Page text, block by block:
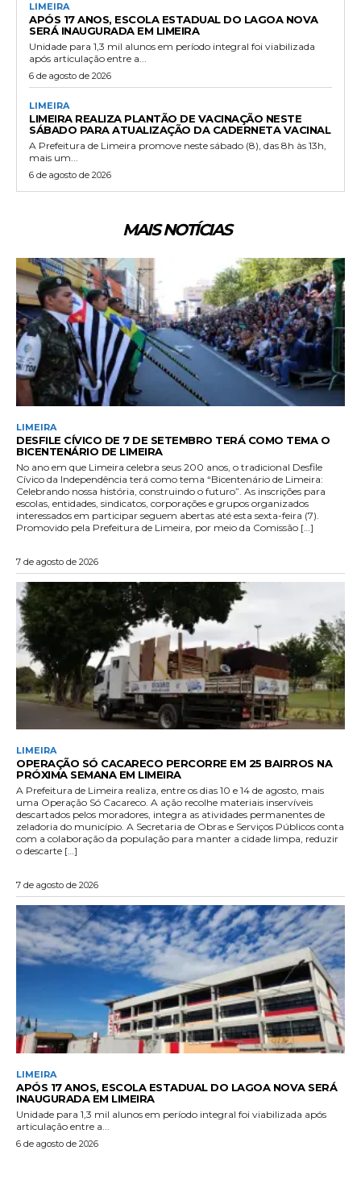
LIMEIRA
APÓS 17 ANOS, ESCOLA ESTADUAL DO LAGOA NOVA
SERÁ INAUGURADA EM LIMEIRA
Unidade para 1,3 mil alunos em período integral foi viabilizada
após articulação entre a...
6 de agosto de 2026
LIMEIRA
LIMEIRA REALIZA PLANTÃO DE VACINAÇÃO NESTE
SÁBADO PARA ATUALIZAÇÃO DA CADERNETA VACINAL
A Prefeitura de Limeira promove neste sábado (8), das 8h às 13h,
mais um...
6 de agosto de 2026
MAIS NOTÍCIAS
LIMEIRA
DESFILE CÍVICO DE 7 DE SETEMBRO TERÁ COMO TEMA O
BICENTENÁRIO DE LIMEIRA
No ano em que Limeira celebra seus 200 anos, o tradicional Desfile
Cívico da Independência terá como tema “Bicentenário de Limeira:
Celebrando nossa história, construindo o futuro”. As inscrições para
escolas, entidades, sindicatos, corporações e grupos organizados
interessados em participar seguem abertas até esta sexta-feira (7).
Promovido pela Prefeitura de Limeira, por meio da Comissão […]
7 de agosto de 2026
LIMEIRA
OPERAÇÃO SÓ CACARECO PERCORRE EM 25 BAIRROS NA
PRÓXIMA SEMANA EM LIMEIRA
A Prefeitura de Limeira realiza, entre os dias 10 e 14 de agosto, mais
uma Operação Só Cacareco. A ação recolhe materiais inservíveis
descartados pelos moradores, integra as atividades permanentes de
zeladoria do município. A Secretaria de Obras e Serviços Públicos conta
com a colaboração da população para manter a cidade limpa, reduzir
o descarte […]
7 de agosto de 2026
LIMEIRA
APÓS 17 ANOS, ESCOLA ESTADUAL DO LAGOA NOVA SERÁ
INAUGURADA EM LIMEIRA
Unidade para 1,3 mil alunos em período integral foi viabilizada após
articulação entre a...
6 de agosto de 2026